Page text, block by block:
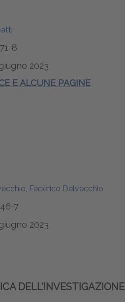
8
2023
E ALCUNE PAGINE
Federico Delvecchio
7
2023
DELL’INVESTIGAZIONE